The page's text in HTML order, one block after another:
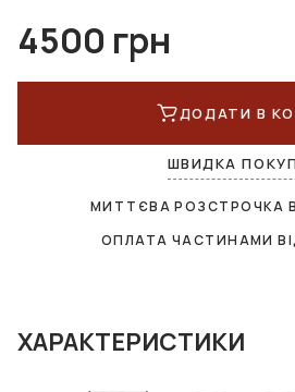
4500 грн
ДОДАТИ В
ШВИДКА
МИТТЄВА РОЗСТРОЧКА
ОПЛАТА ЧАСТИНАМИ
ХАРАКТЕРИСТИКИ